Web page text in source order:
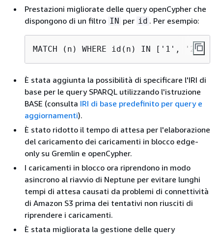
Prestazioni migliorate delle query openCypher che
dispongono di un filtro IN per id . Per esempio:
MATCH (n) WHERE id(n) IN ['1', '2',
È stata aggiunta la possibilità di specificare l'IRI di
base per le query SPARQL utilizzando l'istruzione
BASE (consulta IRI di base predefinito per query e
aggiornamenti).
È stato ridotto il tempo di attesa per l'elaborazione
del caricamento dei caricamenti in blocco edge-
only su Gremlin e openCypher.
I caricamenti in blocco ora riprendono in modo
asincrono al riavvio di Neptune per evitare lunghi
tempi di attesa causati da problemi di connettività
di Amazon S3 prima dei tentativi non riusciti di
riprendere i caricamenti.
È stata migliorata la gestione delle query